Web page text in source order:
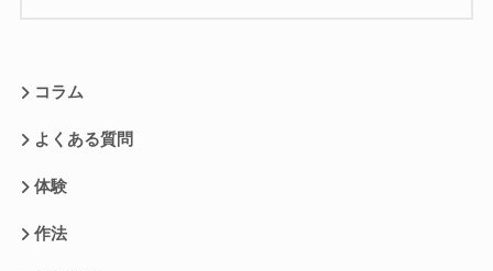
コラム
よくある質問
体験
作法